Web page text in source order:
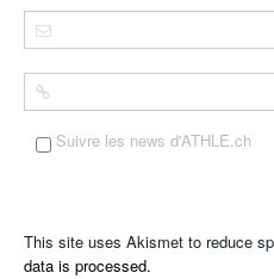
Suivre les news d'ATHLE.ch
This site uses Akismet to reduce
data is processed.